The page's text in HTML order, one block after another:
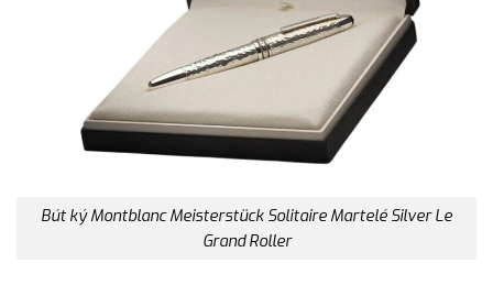
Bút ký Montblanc Meisterstück Solitaire Martelé Silver Le
Grand Roller